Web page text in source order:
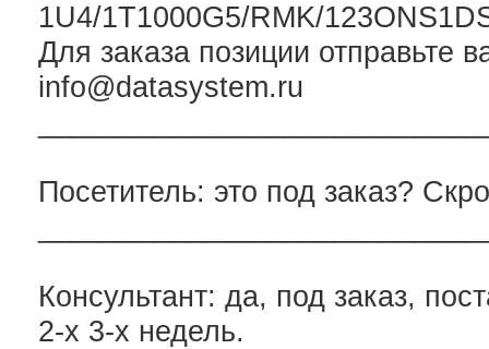
1U4/1T1000G5/RMK/
Для заказа позиции отправьте
info@datasystem.ru
Посетитель: это под заказ?
Консультант: да, под заказ,
2-х 3-х недель.